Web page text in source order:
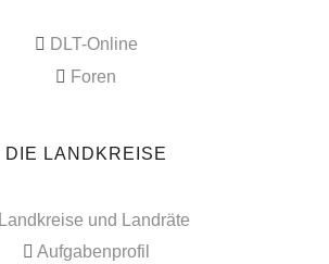
DLT-Online
Foren
DIE LANDKREISE
Landkreise und Landräte
Aufgabenprofil